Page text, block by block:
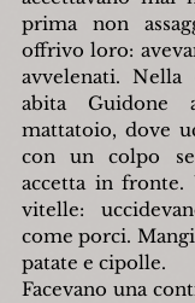
prima non
offrivo loro:
avvelenati. Nella
abita Guidone
mattatoio, dove
con un colpo
accetta in fronte.
vitelle:
come porci.
patate e cipolle.
Facevano una